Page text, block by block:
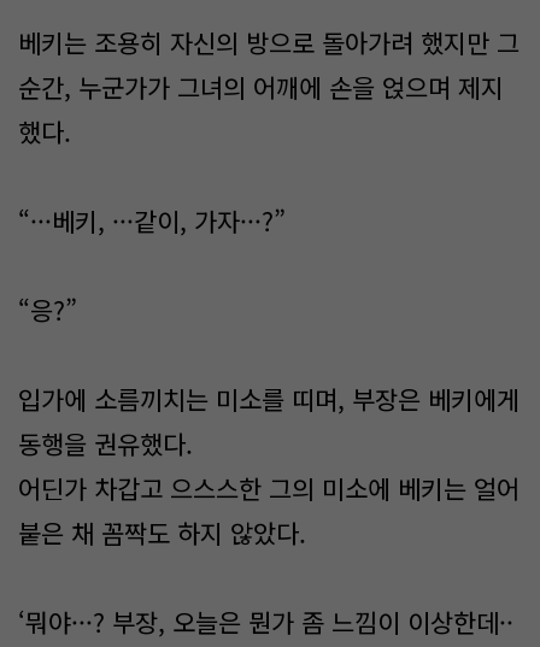
베키는 조용히 자신의 방으로 돌아가려 했지만 그
순간, 누군가가 그녀의 어깨에 손을 얹으며 제지
했다.
“···베키, ···같이, 가자···?”
“응?”
입가에 소름끼치는 미소를 띠며, 부장은 베키에게
동행을 권유했다.
어딘가 차갑고 으스스한 그의 미소에 베키는 얼어
붙은 채 꼼짝도 하지 않았다.
‘뭐야···? 부장, 오늘은 뭔가 좀 느낌이 이상한데··